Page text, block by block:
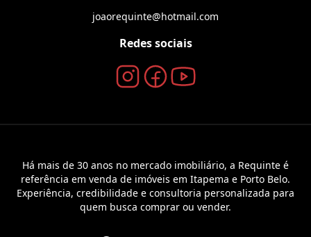
joaorequinte@hotmail.com
Redes sociais
Há mais de 30 anos no mercado imobiliário, a Requinte é
referência em venda de imóveis em Itapema e Porto Belo.
Experiência, credibilidade e consultoria personalizada para
quem busca comprar ou vender.